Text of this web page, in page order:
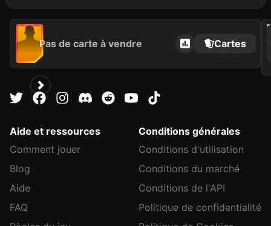
Pas de carte à vendre Cartes
2021
Aide et ressources
Comment jouer
Blog
Aide
FAQ
Conditions générales
Conditions d'utilisation
Conditions du marché
Conditions de l'API
Politique de confidentialité